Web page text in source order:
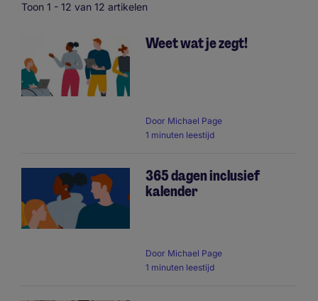
Toon 1 - 12 van 12 artikelen
Weet wat je zegt!
Door Michael Page
1 minuten leestijd
365 dagen inclusief
kalender
Door Michael Page
1 minuten leestijd